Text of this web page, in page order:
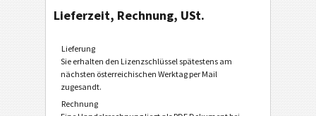
Lieferzeit, Rechnung, USt.
Lieferung
Sie erhalten den Lizenzschlüssel spätestens am
nächsten österreichischen Werktag per Mail
zugesandt.
Rechnung